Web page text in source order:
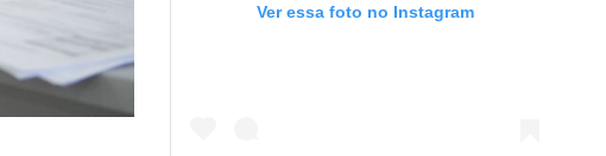
Ver essa foto no Instagram